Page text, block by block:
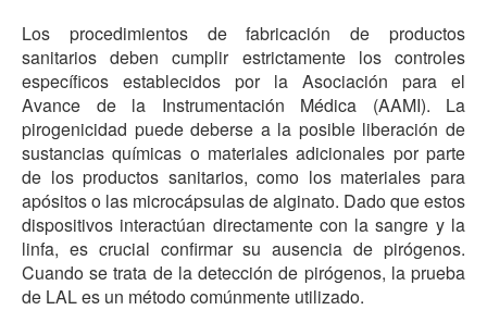
Los procedimientos de fabricación de productos
sanitarios deben cumplir estrictamente los controles
específicos establecidos por la Asociación para el
Avance de la Instrumentación Médica (AAMI). La
pirogenicidad puede deberse a la posible liberación de
sustancias químicas o materiales adicionales por parte
de los productos sanitarios, como los materiales para
apósitos o las microcápsulas de alginato. Dado que estos
dispositivos interactúan directamente con la sangre y la
linfa, es crucial confirmar su ausencia de pirógenos.
Cuando se trata de la detección de pirógenos, la prueba
de LAL es un método comúnmente utilizado.